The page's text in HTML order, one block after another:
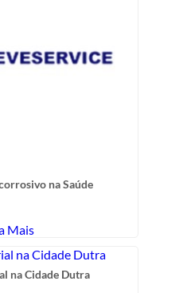
na Saúde
Mais
na Cidade Dutra